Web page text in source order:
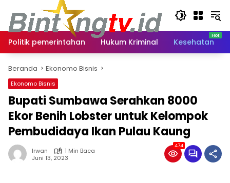
konten
Politik pemerintahan
Hukum Kriminal Kesehatan
Beranda Ekonomo Bisnis
Ekonomo Bisnis
Bupati Sumbawa Serahkan 8000
Ekor Benih Lobster untuk Kelompok
Pembudidaya Ikan Pulau Kaung
Irwan
1 Min Baca
Juni 13, 2023
474